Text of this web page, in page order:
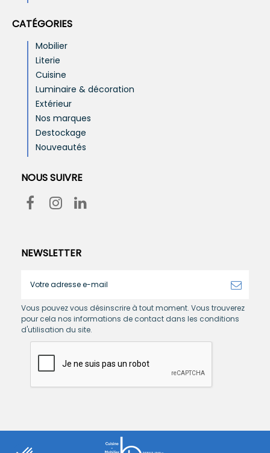
CATÉGORIES
Mobilier
Literie
Cuisine
Luminaire & décoration
Extérieur
Nos marques
Destockage
Nouveautés
NOUS SUIVRE
NEWSLETTER
Vous pouvez vous désinscrire à tout moment. Vous trouverez
pour cela nos informations de contact dans les conditions
d'utilisation du site.